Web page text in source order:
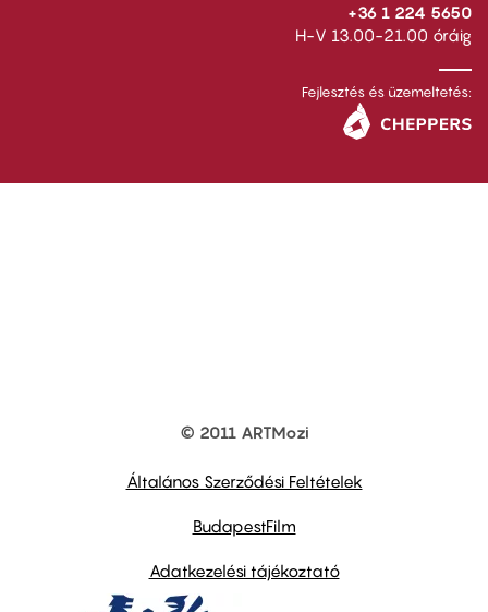
+36 1 224 5650
H-V 13.00-21.00 óráig
Fejlesztés és üzemeltetés:
© 2011 ARTMozi
Általános Szerződési Feltételek
BudapestFilm
Adatkezelési tájékoztató